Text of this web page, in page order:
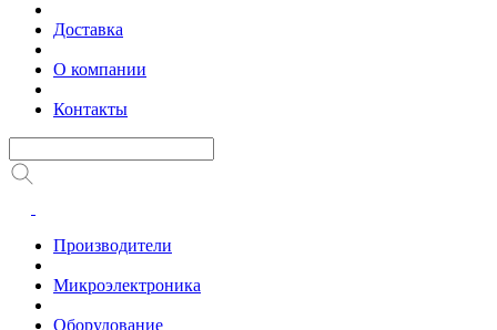
Доставка
О компании
Контакты
Производители
Микроэлектроника
Оборудование